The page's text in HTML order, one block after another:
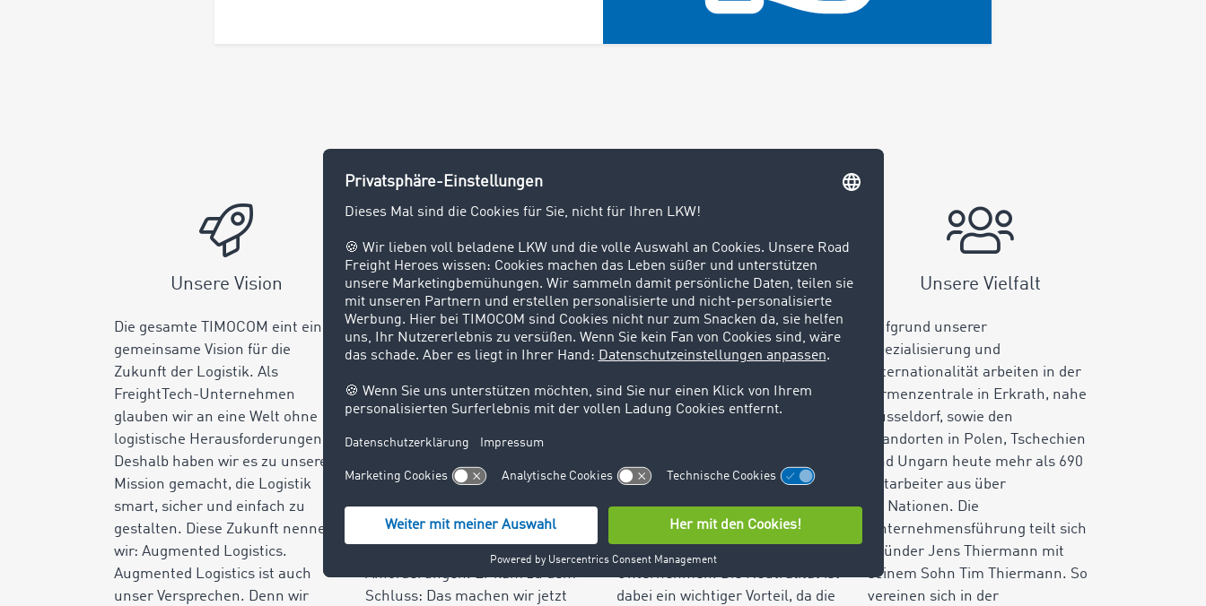
Unsere Vision
Die gesamte TIMOCOM eint eine
gemeinsame Vision für die
Zukunft der Logistik. Als
FreightTech-Unternehmen
glauben wir an eine Welt ohne
logistische Herausforderungen.
Deshalb haben wir es zu unserer
Mission gemacht, die Logistik
smart, sicher und einfach zu
gestalten. Diese Zukunft nennen
wir: Augmented Logistics.
Augmented Logistics ist auch
unser Versprechen. Denn wir
Unsere Erfolgsgeschichte
Fehlende digitale Lösungen sind
nicht nur heute unser Antrieb,
die Gründung des
Unternehmens. Im April 1997
suchte der Spediteur Jens
Thiermann nach einer
europaweiten Vergabeplattform
für Transportaufträge. Doch was
er fand, entsprach einfach nicht
seinen Vorstellungen und
Anforderungen. Er kam zu dem
Schluss: Das machen wir jetzt
Unser Angebot
Als Wegbereiter und
Wegbegleiter für die Vernetzung
wir den TIMOCOM Marktplatz, in
dem täglich bis zu 1 Million
Laderaumangebote eingestellt
und verarbeitet werden. Teil des
Systems ist auch unser
neutrales Netzwerk aus über
58.000 geprüften
Unternehmen. Die Neutralität ist
dabei ein wichtiger Vorteil, da die
Unsere Vielfalt
Aufgrund unserer
Spezialisierung und
Internationalität arbeiten in der
Firmenzentrale in Erkrath, nahe
Düsseldorf, sowie den
Standorten in Polen, Tschechien
und Ungarn heute mehr als 690
Mitarbeiter aus über
40 Nationen. Die
Unternehmensführung teilt sich
Gründer Jens Thiermann mit
seinem Sohn Tim Thiermann. So
vereinen sich in der